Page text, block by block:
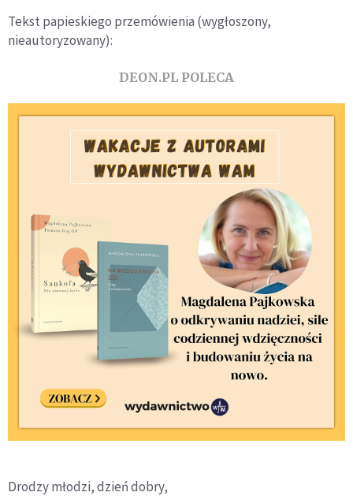
Tekst papieskiego przemówienia (wygłoszony,
nieautoryzowany):
DEON.PL POLECA
Drodzy młodzi, dzień dobry,